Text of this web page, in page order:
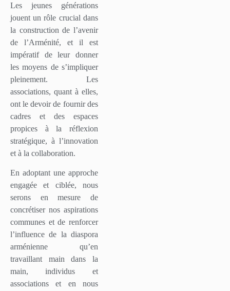
Les jeunes générations
jouent un rôle crucial dans
la construction de l’avenir
de l’Arménité, et il est
impératif de leur donner
les moyens de s’impliquer
pleinement. Les
associations, quant à elles,
ont le devoir de fournir des
cadres et des espaces
propices à la réflexion
stratégique, à l’innovation
et à la collaboration.
En adoptant une approche
engagée et ciblée, nous
serons en mesure de
concrétiser nos aspirations
communes et de renforcer
l’influence de la diaspora
arménienne qu’en
travaillant main dans la
main, individus et
associations et en nous